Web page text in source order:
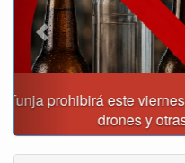
Alcalde Rafael
"Distrito